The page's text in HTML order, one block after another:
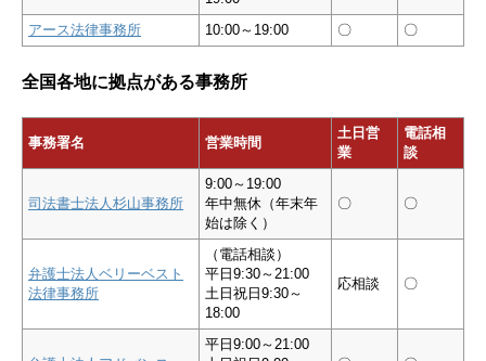
アース法律事務所
10:00～19:00 〇 〇
全国各地に拠点がある事務所
事務署名 営業時間
土日営
業
電話相
談
司法書士法人杉山事務所
9:00～19:00
年中無休（年末年
始は除く）
〇 〇
弁護士法人ベリーベスト
法律事務所
（電話相談）
平日9:30～21:00
土日祝日9:30～
18:00
応相談 〇
平日9:00～21:00